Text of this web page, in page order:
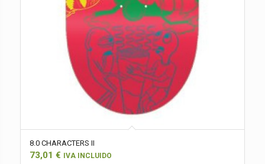
8.0 CHARACTERS II
73,01 € IVA INCLUIDO